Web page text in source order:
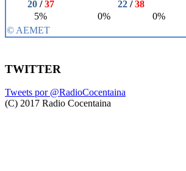
TWITTER
Tweets por @RadioCocentaina
(C) 2017 Radio Cocentaina